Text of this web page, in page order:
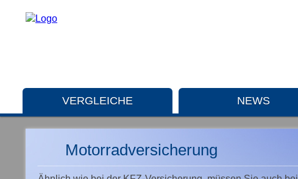
VERGLEICHE NEWS
Motorradversicherung